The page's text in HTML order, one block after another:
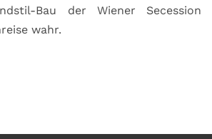
Bau der Wiener Secession
wahr.